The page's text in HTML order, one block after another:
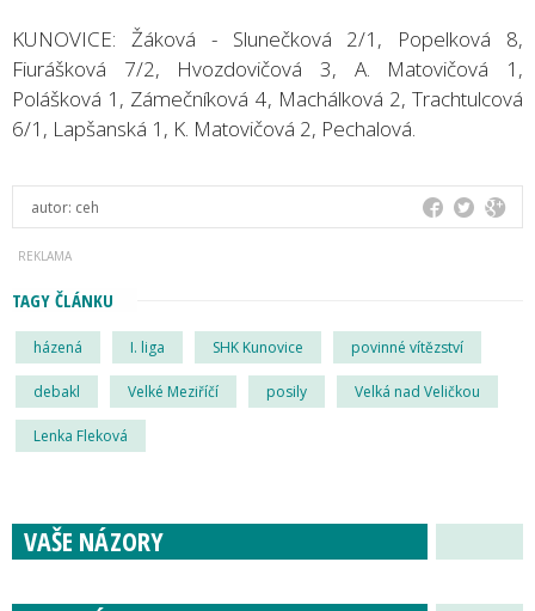
KUNOVICE: Žáková - Slunečková 2/1, Popelková 8,
Fiurášková 7/2, Hvozdovičová 3, A. Matovičová 1,
Polášková 1, Zámečníková 4, Machálková 2, Trachtulcová
6/1, Lapšanská 1, K. Matovičová 2, Pechalová.
autor: ceh
TAGY ČLÁNKU
házená I. liga SHK Kunovice povinné vítězství
debakl Velké Meziříčí posily Velká nad Veličkou
Lenka Fleková
VAŠE NÁZORY